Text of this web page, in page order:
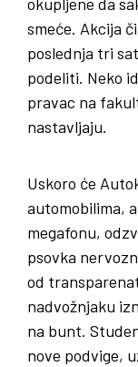
smeće. Akcija
poslednja tri
podeliti. Neko
pravac na
nastavljaju.
Uskoro će
automobilima,
megafonu,
psovka
od
nadvožnjaku
na bunt.
nove podvige,